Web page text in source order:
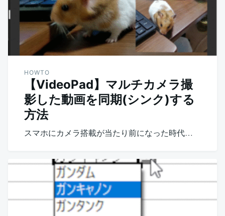
HOWTO
【VideoPad】マルチカメラ撮
影した動画を同期(シンク)する
方法
スマホにカメラ搭載が当たり前になった時代…